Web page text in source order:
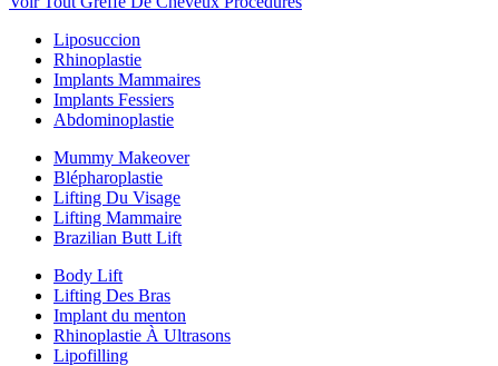
Liposuccion
Rhinoplastie
Implants Mammaires
Implants Fessiers
Abdominoplastie
Mummy Makeover
Blépharoplastie
Lifting Du Visage
Lifting Mammaire
Brazilian Butt Lift
Body Lift
Lifting Des Bras
Implant du menton
Rhinoplastie À Ultrasons
Lipofilling